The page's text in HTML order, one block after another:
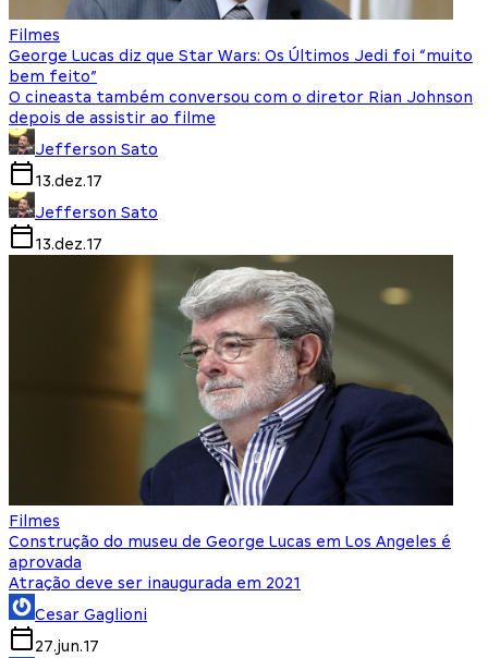
Filmes
George Lucas diz que Star Wars: Os Últimos Jedi foi “muito
bem feito”
O cineasta também conversou com o diretor Rian Johnson
depois de assistir ao filme
Jefferson Sato
13.dez.17
Jefferson Sato
13.dez.17
Filmes
Construção do museu de George Lucas em Los Angeles é
aprovada
Atração deve ser inaugurada em 2021
Cesar Gaglioni
27.jun.17